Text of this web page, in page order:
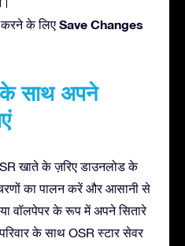
के लिए Save Changes
साथ अपने
खाते के ज़रिए डाउनलोड के
का पालन करें और आसानी से
वॉलपेपर के रूप में अपने सितारे
के साथ OSR स्टार सेवर